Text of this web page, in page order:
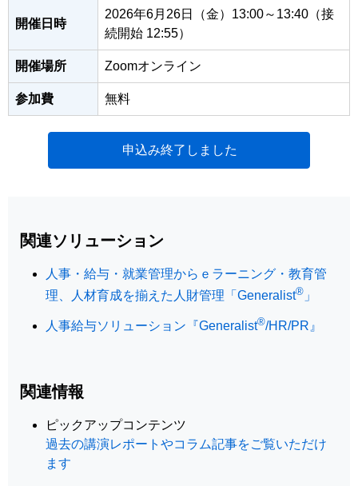
開催日時
2026年6月26日（金）13:00～13:40（接
続開始 12:55）
開催場所 Zoomオンライン
参加費 無料
申込み終了しました
関連ソリューション
人事・給与・就業管理からｅラーニング・教育管
理、人材育成を揃えた人財管理「Generalist® 」
人事給与ソリューション『Generalist®/HR/PR』
関連情報
ピックアップコンテンツ
過去の講演レポートやコラム記事をご覧いただけ
ます